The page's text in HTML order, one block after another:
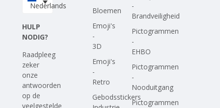
Nederlands
HULP
NODIG?
Raadpleeg
zeker
onze
antwoorden
op de
veelgestelde
Bloemen
Emoji's
-
3D
Emoji's
-
Retro
Gebodsstickers
-
Brandveiligheid
Pictogrammen
-
EHBO
Pictogrammen
-
Nooduitgang
Pictogrammen